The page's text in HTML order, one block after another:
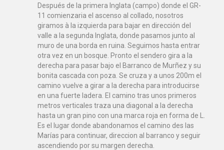
Después de la primera Inglata (campo) donde el GR-
11 comienzaria el ascenso al collado, nosotros
giramos à la izquierda para bajar en dirección del
valle a la segunda Inglata, donde pasamos junto al
muro de una borda en ruina. Seguimos hasta entrar
otra vez en un bosque. Pronto el sendero gira a la
derecha para pasar bajo el Barranco de Murñez y su
bonita cascada con poza. Se cruza y a unos 200m el
camino vuelve a girar a la derecha para introducirse
en una fuerte ladera. El camino tras unos primeros
metros verticales traza una diagonal a la derecha
hasta un gran pino con una marca roja en forma de L.
Es el lugar donde abandonamos el camino des las
Marías para continuar, direccion al barranco y seguir
ascendiendo por su margen derecha.